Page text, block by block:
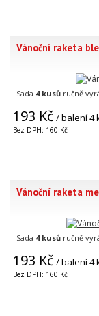
Vánoční raketa
Sada 4 kusů ručně
193 Kč / balení 4
Bez DPH: 160 Kč
Vánoční raketa
Sada 4 kusů ručně
193 Kč / balení 4
Bez DPH: 160 Kč